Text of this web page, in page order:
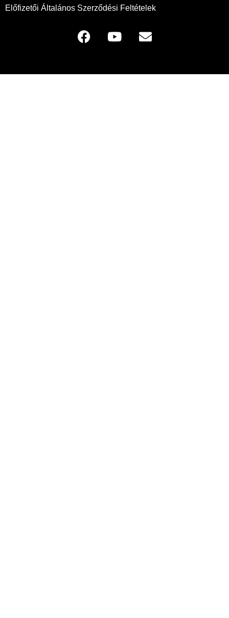
Előfizetői Általános Szerződési Feltételek